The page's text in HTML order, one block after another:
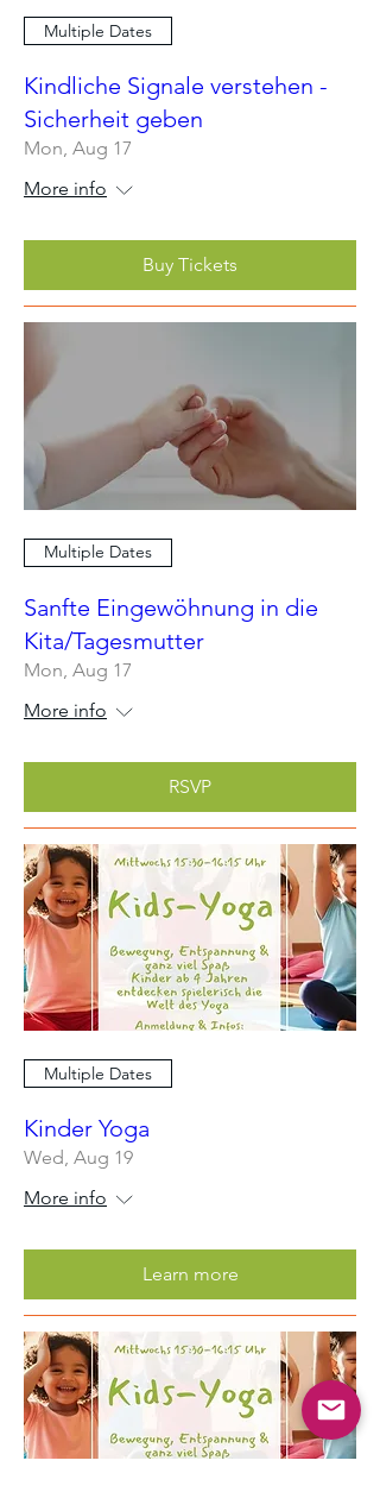
Multiple Dates
Kindliche Signale verstehen -
Sicherheit geben
Mon, Aug 17
More info
Buy Tickets
Multiple Dates
Sanfte Eingewöhnung in die
Kita/Tagesmutter
Mon, Aug 17
More info
RSVP
Multiple Dates
Kinder Yoga
Wed, Aug 19
More info
Learn more